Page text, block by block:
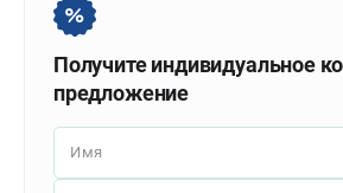
Новости
Как нас найти
Пользовательское соглашение
СТАНОЧНОЕ ОБОРУДОВАНИЕ
Получите индивидуальное
предложение
Имя